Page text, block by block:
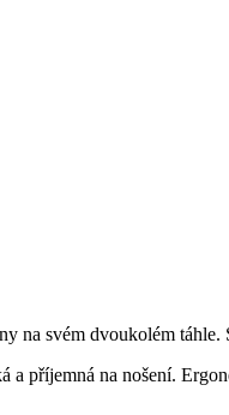
svém dvoukolém
příjemná na nošení.